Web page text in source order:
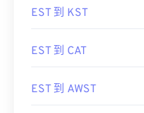
EST 到 KST
EST 到 CAT
EST 到 AWST